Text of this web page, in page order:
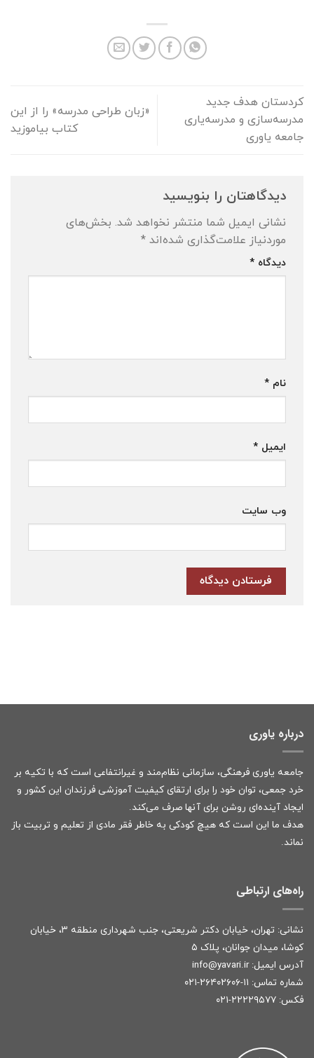
کردستان هدف جدید
مدرسه‌سازی و مدرسه‌یاری
جامعه یاوری
«زبان طراحی مدرسه» را از این
کتاب بیاموزید
دیدگاهتان را بنویسید
نشانی ایمیل شما منتشر نخواهد شد. بخش‌های
موردنیاز علامت‌گذاری شده‌اند *
دیدگاه *
نام *
ایمیل *
وب‌ سایت
درباره یاوری
جامعه یاوری فرهنگی، سازمانی نظام‌مند و غیرانتفاعی است که با تکیه بر
خرد جمعی، توان خود را برای ارتقای کیفیت آموزشی فرزندان این کشور و
ایجاد آینده‌ای روشن برای آنها صرف می‌کند.
هدف ما این است که هیچ کودکی به خاطر فقر مادی از تعلیم و تربیت باز
نماند.
راه‌های ارتباطی
نشانی: تهران، خیابان دکتر شریعتی، جنب شهرداری منطقه ۳، خیابان
کوشا، میدان جوانان، پلاک ۵
آدرس ایمیل: info@yavari.ir
شماره تماس: ۱۱-۲۶۴۰۲۶۰۶-۰۲۱
فکس: ۲۲۲۲۹۵۷۷-۰۲۱